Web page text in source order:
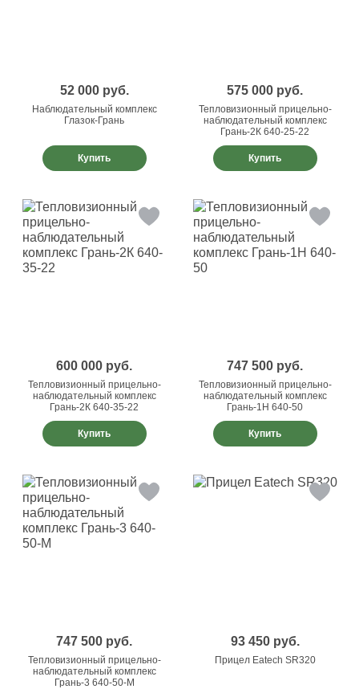
52 000 руб.
Наблюдательный комплекс
Глазок-Грань
Купить
575 000 руб.
Тепловизионный прицельно-
наблюдательный комплекс
Грань-2К 640-25-22
Купить
600 000 руб.
Тепловизионный прицельно-
наблюдательный комплекс
Грань-2К 640-35-22
Купить
747 500 руб.
Тепловизионный прицельно-
наблюдательный комплекс
Грань-1Н 640-50
Купить
747 500 руб.
Тепловизионный прицельно-
наблюдательный комплекс
Грань-3 640-50-М
93 450 руб.
Прицел Eatech SR320